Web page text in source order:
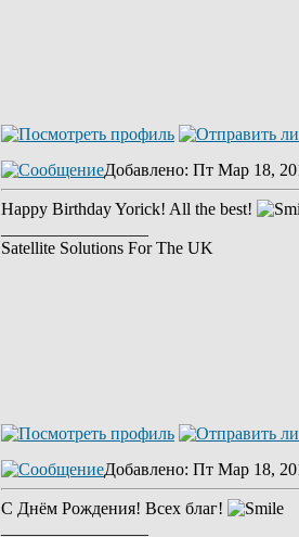
Добавлено: Пт Мар 18,
Happy Birthday Yorick! All the best!
Satellite Solutions For The UK
Добавлено: Пт Мар 18,
С Днём Рождения! Всех благ!